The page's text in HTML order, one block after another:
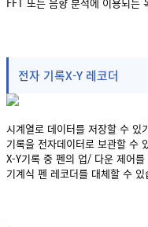
전자 기록X-Y 레코더
시계열로 데이터를 저장할 수 있
기록을 전자데이터로 보관할 수
X-Y기록 중 펜의 업/ 다운 제어
기계식 펜 레코더를 대체할 수 있